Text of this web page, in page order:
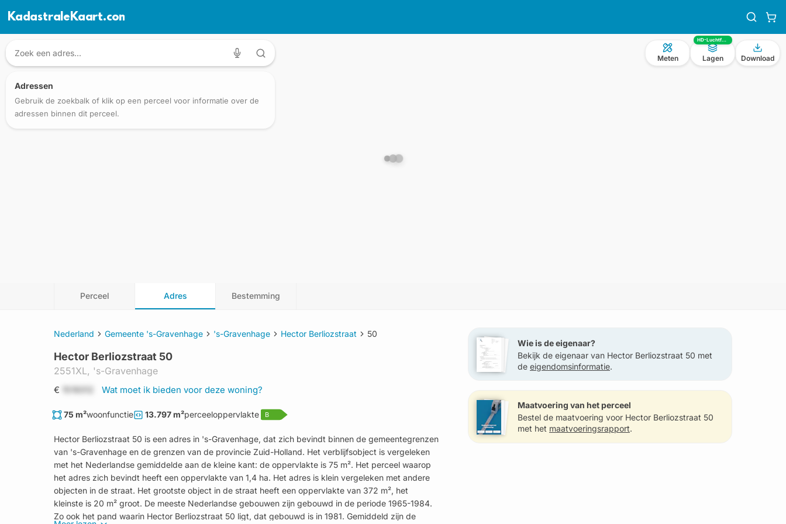
KadastraleKaart.com
Adressen
Gebruik de zoekbalk of klik op een perceel voor informatie over de
adressen binnen dit perceel.
Meten
HD-Luchtfoto
Lagen Download
Perceel Adres Bestemming
Nederland Gemeente 's-Gravenhage 's-Gravenhage Hector Berliozstraat 50
Hector Berliozstraat 50
2551XL, 's-Gravenhage
€ 1519312 Wat moet ik bieden voor deze woning?
75 m²woonfunctie 13.797 m²perceeloppervlakte B
Hector Berliozstraat 50 is een adres in 's-Gravenhage, dat zich bevindt binnen de gemeentegrenzen
van 's-Gravenhage en de grenzen van de provincie Zuid-Holland. Het verblijfsobject is vergeleken
met het Nederlandse gemiddelde aan de kleine kant: de oppervlakte is 75 m². Het perceel waarop
het adres zich bevindt heeft een oppervlakte van 1,4 ha. Het adres is klein vergeleken met andere
objecten in de straat. Het grootste object in de straat heeft een oppervlakte van 372 m², het
kleinste is 20 m² groot. De meeste Nederlandse gebouwen zijn gebouwd in de periode 1965-1984.
Zo ook het pand waarin Hector Berliozstraat 50 ligt, dat gebouwd is in 1981. Gemiddeld zijn de
Wie is de eigenaar?
Bekijk de eigenaar van Hector Berliozstraat 50 met
de eigendomsinformatie.
Maatvoering van het perceel
Bestel de maatvoering voor Hector Berliozstraat 50
met het maatvoeringsrapport.